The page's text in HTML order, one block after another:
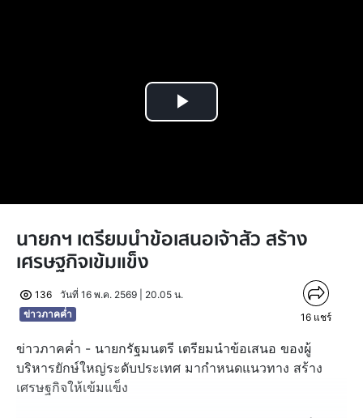
Play
นายกฯ เตรียมนำข้อเสนอเจ้าสัว สร้าง
เศรษฐกิจเข้มแข็ง
136
วันที่ 16 พ.ค. 2569 | 20.05 น.
ข่าวภาคค่ำ
16 แชร์
ข่าวภาคค่ำ - นายกรัฐมนตรี เตรียมนำข้อเสนอ ของผู้
บริหารยักษ์ใหญ่ระดับประเทศ มากำหนดแนวทาง สร้าง
เศรษฐกิจให้เข้มแข็ง